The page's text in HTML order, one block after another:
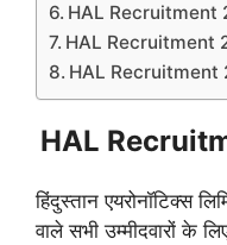
HAL Recruitment
HAL Recruitment
HAL Recruitment
HAL
हिंदुस्तान एयरोनॉटिक्स
वाले सभी उम्मीदवारों के